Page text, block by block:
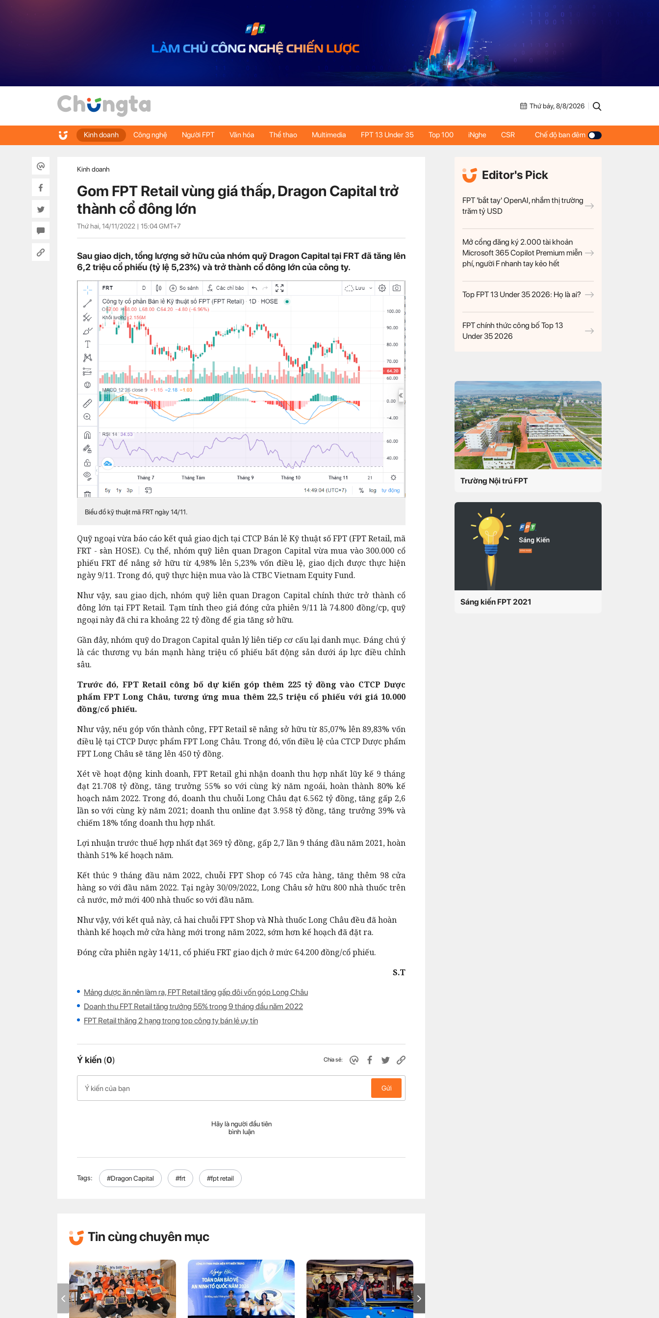
Thứ bảy, 8/8/2026
Kinh doanh Công nghệ Người FPT Văn hóa Thể thao Multimedia FPT 13 Under 35 Top 100 iNghe CSR Chế độ ban đêm
Kinh doanh
Gom FPT Retail vùng giá thấp, Dragon Capital trở
thành cổ đông lớn
Thứ hai, 14/11/2022 | 15:04GMT+7
Sau giao dịch, tổng lượng sở hữu của nhóm quỹ Dragon Capital tại FRT đã tăng lên
6,2 triệu cổ phiếu (tỷ lệ 5,23%) và trở thành cổ đông lớn của công ty.
Biểu đồ kỹ thuật mã FRT ngày 14/11.
Quỹ ngoại vừa báo cáo kết quả giao dịch tại CTCP Bán lẻ Kỹ thuật số FPT (FPT Retail, mã
FRT - sàn HOSE). Cụ thể, nhóm quỹ liên quan Dragon Capital vừa mua vào 300.000 cổ
phiếu FRT để nâng sở hữu từ 4,98% lên 5,23% vốn điều lệ, giao dịch được thực hiện
ngày 9/11. Trong đó, quỹ thực hiện mua vào là CTBC Vietnam Equity Fund.
Như vậy, sau giao dịch, nhóm quỹ liên quan Dragon Capital chính thức trở thành cổ
đông lớn tại FPT Retail. Tạm tính theo giá đóng cửa phiên 9/11 là 74.800 đồng/cp, quỹ
ngoại này đã chi ra khoảng 22 tỷ đồng để gia tăng sở hữu.
Gần đây, nhóm quỹ do Dragon Capital quản lý liên tiếp cơ cấu lại danh mục. Đáng chú ý
là các thương vụ bán mạnh hàng triệu cổ phiếu bất động sản dưới áp lực điều chỉnh
sâu.
Trước đó, FPT Retail công bố dự kiến góp thêm 225 tỷ đồng vào CTCP Dược
phẩm FPT Long Châu, tương ứng mua thêm 22,5 triệu cổ phiếu với giá 10.000
đồng/cổ phiếu.
Như vậy, nếu góp vốn thành công, FPT Retail sẽ nâng sở hữu từ 85,07% lên 89,83% vốn
điều lệ tại CTCP Dược phẩm FPT Long Châu. Trong đó, vốn điều lệ của CTCP Dược phẩm
FPT Long Châu sẽ tăng lên 450 tỷ đồng.
Xét về hoạt động kinh doanh, FPT Retail ghi nhận doanh thu hợp nhất lũy kế 9 tháng
đạt 21.708 tỷ đồng, tăng trưởng 55% so với cùng kỳ năm ngoái, hoàn thành 80% kế
hoạch năm 2022. Trong đó, doanh thu chuỗi Long Châu đạt 6.562 tỷ đồng, tăng gấp 2,6
lần so với cùng kỳ năm 2021; doanh thu online đạt 3.958 tỷ đồng, tăng trưởng 39% và
chiếm 18% tổng doanh thu hợp nhất.
Lợi nhuận trước thuế hợp nhất đạt 369 tỷ đồng, gấp 2,7 lần 9 tháng đầu năm 2021, hoàn
thành 51% kế hoạch năm.
Kết thúc 9 tháng đầu năm 2022, chuỗi FPT Shop có 745 cửa hàng, tăng thêm 98 cửa
hàng so với đầu năm 2022. Tại ngày 30/09/2022, Long Châu sở hữu 800 nhà thuốc trên
cả nước, mở mới 400 nhà thuốc so với đầu năm.
Như vậy, với kết quả này, cả hai chuỗi FPT Shop và Nhà thuốc Long Châu đều đã hoàn
thành kế hoạch mở cửa hàng mới trong năm 2022, sớm hơn kế hoạch đã đặt ra.
Đóng cửa phiên ngày 14/11, cổ phiếu FRT giao dịch ở mức 64.200 đồng/cổ phiếu.
S.T
Mảng dược ăn nên làm ra, FPT Retail tăng gấp đôi vốn góp Long Châu
Doanh thu FPT Retail tăng trưởng 55% trong 9 tháng đầu năm 2022
FPT Retail thăng 2 hạng trong top công ty bán lẻ uy tín
Ý kiến (0) Chia sẻ:
Gửi
Hãy là người đầu tiên
bình luận
Tags: #Dragon Capital #frt #fpt retail
Editor's Pick
FPT 'bắt tay' OpenAI, nhắm thị trường
trăm tỷ USD
Mở cổng đăng ký 2.000 tài khoản
Microsoft 365 Copilot Premium miễn
phí, người F nhanh tay kẻo hết
Top FPT 13 Under 35 2026: Họ là ai?
FPT chính thức công bố Top 13
Under 35 2026
Trường Nội trú FPT
Sáng kiến FPT 2021
Tin cùng chuyên mục